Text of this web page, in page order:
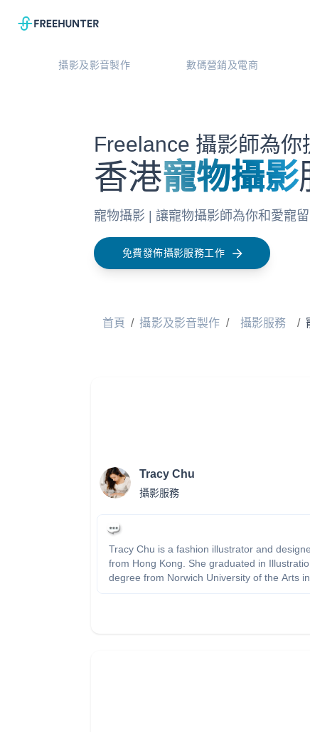
攝影及影音製作 數碼營銷及電商
Freelance 攝影師為你
香港寵物攝影
寵物攝影 | 讓寵物攝影師為你和愛寵
免費發佈攝影服務工作
首頁 / 攝影及影音製作 / 攝影服務 /
Tracy Chu
攝影服務
Tracy Chu is a fashion illustrator and
from Hong Kong. She graduated in
degree from Norwich University of the Arts in